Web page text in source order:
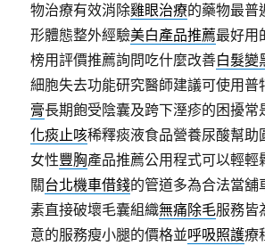
物治療有效消除雞眼治療的藥物最普
形體態整外經驗美白產品推薦最好用
榜用評價推薦詢問吃什麼改善白髮變
細胞失去功能研究醫師建議可使用普
膏長期飽受陰囊及跨下溼疹的困擾常
化痰止咳稀釋痰液食品營養尿酸幫助
女性豐胸產品推薦公用程式可以輕輕
關台北機車借錢的管道多為合法當舖
素直接破壞毛囊組織無痛除毛服務皆
意的服務瘦小腿的價格並呼吸照護療